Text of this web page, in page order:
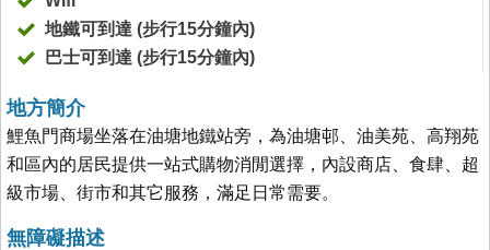
地鐵可到達 (步行15分鐘內)
巴士可到達 (步行15分鐘內)
地方簡介
鯉魚門商場坐落在油塘地鐵站旁，為油塘邨、油美苑、高翔苑
和區內的居民提供一站式購物消閒選擇，內設商店、食肆、超
級市場、街市和其它服務，滿足日常需要。
無障礙描述